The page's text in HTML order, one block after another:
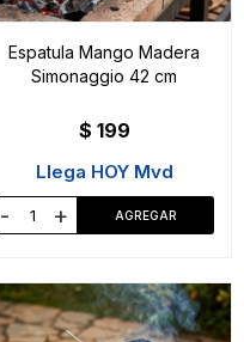
Espatula Mango Madera
Simonaggio 42 cm
$ 199
Llega HOY Mvd
- +